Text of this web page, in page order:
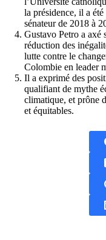
la présidence, il a
sénateur de 2018 à
Gustavo Petro a axé
réduction des
lutte contre le
Colombie en leader
Il a exprimé des
qualifiant de mythe
climatique, et prône
et équitables.